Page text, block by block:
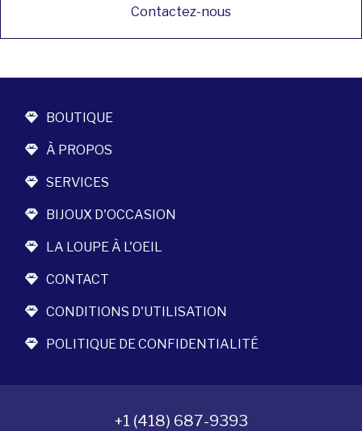
Contactez-nous
BOUTIQUE
À PROPOS
SERVICES
BIJOUX D'OCCASION
LA LOUPE À L'OEIL
CONTACT
CONDITIONS D'UTILISATION
POLITIQUE DE CONFIDENTIALITÉ
+1 (418) 687-9393